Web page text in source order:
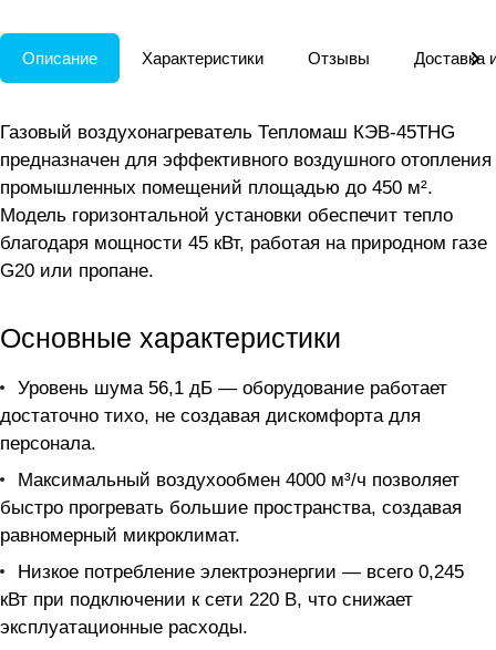
Описание Характеристики Отзывы Доставка
Газовый воздухонагреватель Тепломаш КЭВ-45THG
предназначен для эффективного воздушного отопления
промышленных помещений площадью до 450 м².
Модель горизонтальной установки обеспечит тепло
благодаря мощности 45 кВт, работая на природном газе
G20 или пропане.
Основные характеристики
Уровень шума 56,1 дБ — оборудование работает
достаточно тихо, не создавая дискомфорта для
персонала.
Максимальный воздухообмен 4000 м³/ч позволяет
быстро прогревать большие пространства, создавая
равномерный микроклимат.
Низкое потребление электроэнергии — всего 0,245
кВт при подключении к сети 220 В, что снижает
эксплуатационные расходы.